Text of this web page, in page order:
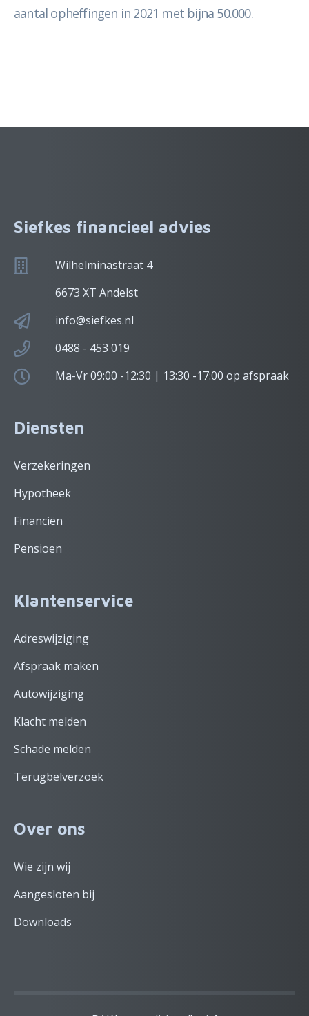
aantal opheffingen in 2021 met bijna 50.000.
Siefkes financieel advies
Wilhelminastraat 4
6673 XT Andelst
info@siefkes.nl
0488 - 453 019
Ma-Vr 09:00 -12:30 | 13:30 -17:00 op afspraak
Diensten
Verzekeringen
Hypotheek
Financiën
Pensioen
Klantenservice
Adreswijziging
Afspraak maken
Autowijziging
Klacht melden
Schade melden
Terugbelverzoek
Over ons
Wie zijn wij
Aangesloten bij
Downloads